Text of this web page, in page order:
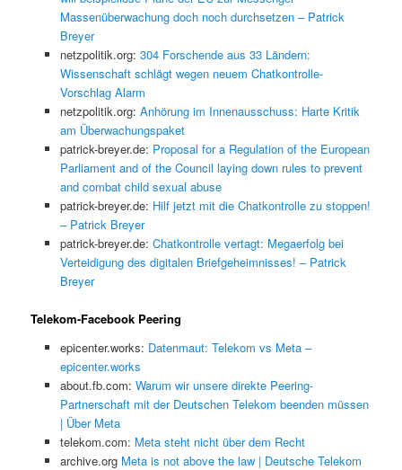
Massenüberwachung doch noch durchsetzen – Patrick
Breyer
netzpolitik.org: 304 Forschende aus 33 Ländern:
Wissenschaft schlägt wegen neuem Chatkontrolle-
Vorschlag Alarm
netzpolitik.org: Anhörung im Innenausschuss: Harte Kritik
am Überwachungspaket
patrick-breyer.de: Proposal for a Regulation of the European
Parliament and of the Council laying down rules to prevent
and combat child sexual abuse
patrick-breyer.de: Hilf jetzt mit die Chatkontrolle zu stoppen!
– Patrick Breyer
patrick-breyer.de: Chatkontrolle vertagt: Megaerfolg bei
Verteidigung des digitalen Briefgeheimnisses! – Patrick
Breyer
Telekom-Facebook Peering
epicenter.works: Datenmaut: Telekom vs Meta –
epicenter.works
about.fb.com: Warum wir unsere direkte Peering-
Partnerschaft mit der Deutschen Telekom beenden müssen
| Über Meta
telekom.com: Meta steht nicht über dem Recht
archive.org Meta is not above the law | Deutsche Telekom